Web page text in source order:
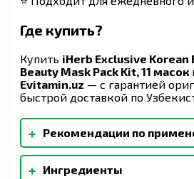
Где купить?
Купить iHerb Exclusive Korean
Beauty Mask Pack Kit, 11 масок
Evitamin.uz — с гарантией
быстрой доставкой по
+ Рекомендации по
+ Ингредиенты